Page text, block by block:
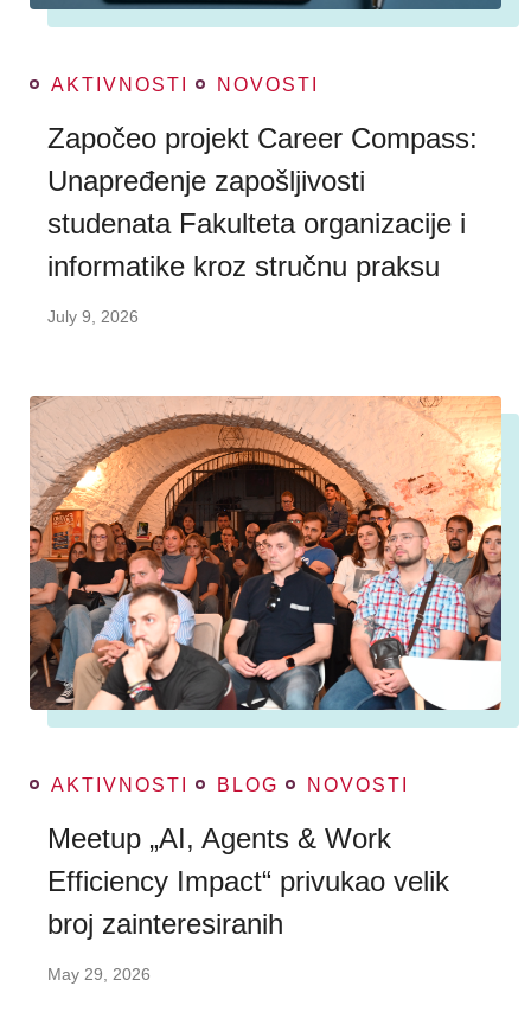
AKTIVNOSTI NOVOSTI
Započeo projekt Career Compass:
Unapređenje zapošljivosti
studenata Fakulteta organizacije i
informatike kroz stručnu praksu
July 9, 2026
AKTIVNOSTI BLOG NOVOSTI
Meetup „AI, Agents & Work
Efficiency Impact“ privukao velik
broj zainteresiranih
May 29, 2026